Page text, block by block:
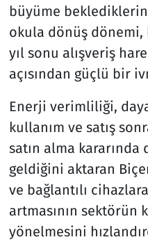
büyüme
okula dönüş dönemi,
yıl sonu alışveriş
açısından güçlü bir
Enerji verimliliği,
kullanım ve satış
satın alma
geldiğini aktaran
ve bağlantılı
artmasının sektörün
yönelmesini